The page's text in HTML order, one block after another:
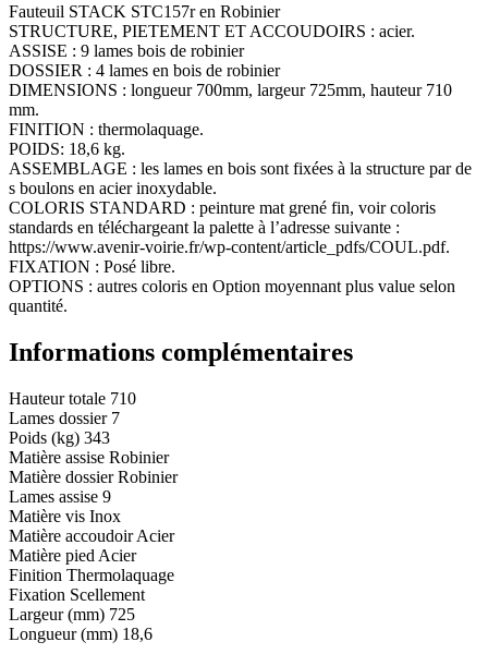
Fauteuil STACK STC157r en Robinier
STRUCTURE, PIETEMENT ET ACCOUDOIRS : acier.
ASSISE : 9 lames bois de robinier
DOSSIER : 4 lames en bois de robinier
DIMENSIONS : longueur 700mm, largeur 725mm, hauteur 710
mm.
FINITION : thermolaquage.
POIDS: 18,6 kg.
ASSEMBLAGE : les lames en bois sont fixées à la structure par de
s boulons en acier inoxydable.
COLORIS STANDARD : peinture mat grené fin, voir coloris
standards en téléchargeant la palette à l’adresse suivante :
https://www.avenir-voirie.fr/wp-content/article_pdfs/COUL.pdf.
FIXATION : Posé libre.
OPTIONS : autres coloris en Option moyennant plus value selon
quantité.
Informations complémentaires
Hauteur totale 710
Lames dossier 7
Poids (kg) 343
Matière assise Robinier
Matière dossier Robinier
Lames assise 9
Matière vis Inox
Matière accoudoir Acier
Matière pied Acier
Finition Thermolaquage
Fixation Scellement
Largeur (mm) 725
Longueur (mm) 18,6